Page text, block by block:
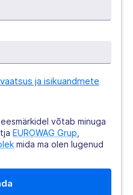
ja isikuandmete
võtab minuga
EUROWAG Grup
mida ma olen lugenud